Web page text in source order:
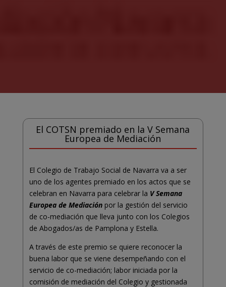
El COTSN premiado en la V Semana
Europea de Mediación
El Colegio de Trabajo Social de Navarra va a ser
uno de los agentes premiado en los actos que se
celebran en Navarra para celebrar la V Semana
Europea de Mediaciónpor la gestión del servicio
de co-mediación que lleva junto con los Colegios
de Abogados/as de Pamplona y Estella.
A través de este premio se quiere reconocer la
buena labor que se viene desempeñando con el
servicio de co-mediación; labor iniciada por la
comisión de mediación del Colegio y gestionada